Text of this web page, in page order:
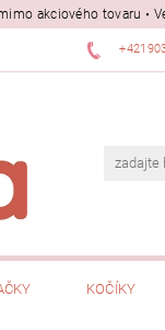
akciového tovaru •
KOČÍKY